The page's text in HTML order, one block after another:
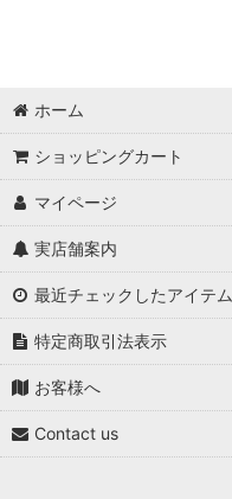
ホーム
ショッピングカート
マイページ
実店舗案内
最近チェックしたアイテム
特定商取引法表示
お客様へ
Contact us